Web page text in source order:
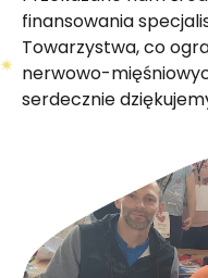
finansowania
Towarzystwa, co
nerwowo-
serdecznie